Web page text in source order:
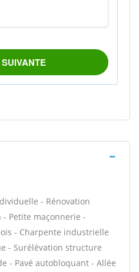
- Rénovation
- Petite maçonnerie -
- Charpente industrielle
- Surélévation structure
- Pavé autobloquant - Allée